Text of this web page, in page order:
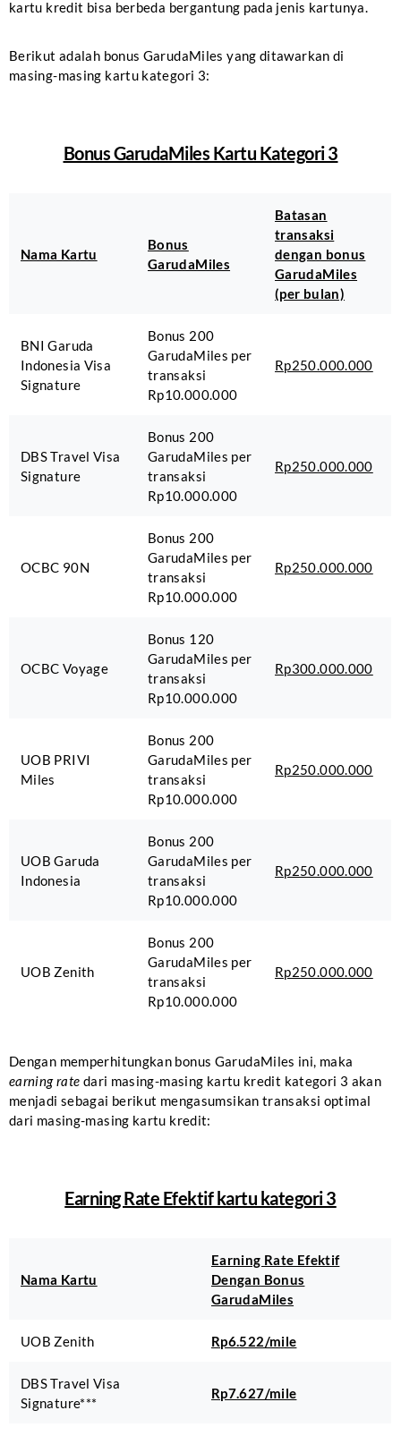
kartu kredit bisa berbeda bergantung pada jenis kartunya.
Berikut adalah bonus GarudaMiles yang ditawarkan di
masing-masing kartu kategori 3:
Bonus GarudaMiles Kartu Kategori 3
Nama Kartu
Bonus
GarudaMiles
Batasan
transaksi
dengan bonus
GarudaMiles
(per bulan)
BNI Garuda
Indonesia Visa
Signature
Bonus 200
GarudaMiles per
transaksi
Rp10.000.000
Rp250.000.000
DBS Travel Visa
Signature
Bonus 200
GarudaMiles per
transaksi
Rp10.000.000
Rp250.000.000
OCBC 90N
Bonus 200
GarudaMiles per
transaksi
Rp10.000.000
Rp250.000.000
OCBC Voyage
Bonus 120
GarudaMiles per
transaksi
Rp10.000.000
Rp300.000.000
UOB PRIVI
Miles
Bonus 200
GarudaMiles per
transaksi
Rp10.000.000
Rp250.000.000
UOB Garuda
Indonesia
Bonus 200
GarudaMiles per
transaksi
Rp10.000.000
Rp250.000.000
UOB Zenith
Bonus 200
GarudaMiles per
transaksi
Rp10.000.000
Rp250.000.000
Dengan memperhitungkan bonus GarudaMiles ini, maka
earning rate dari masing-masing kartu kredit kategori 3 akan
menjadi sebagai berikut mengasumsikan transaksi optimal
dari masing-masing kartu kredit:
Earning Rate Efektif kartu kategori 3
Nama Kartu
Earning Rate Efektif
Dengan Bonus
GarudaMiles
UOB Zenith Rp6.522/mile
DBS Travel Visa
Signature***
Rp7.627/mile